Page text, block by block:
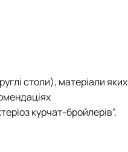
столи), матеріали яких
курчат-бройлерів”.